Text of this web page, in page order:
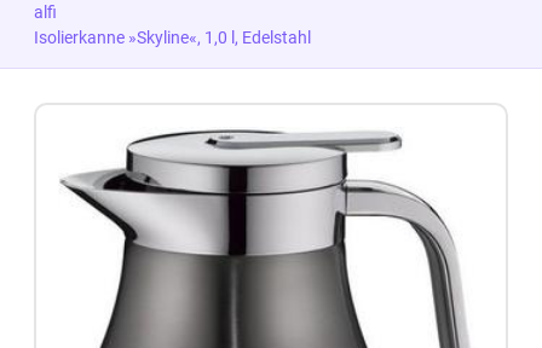
alfi
Isolierkanne »Skyline«, 1,0 l, Edelstahl